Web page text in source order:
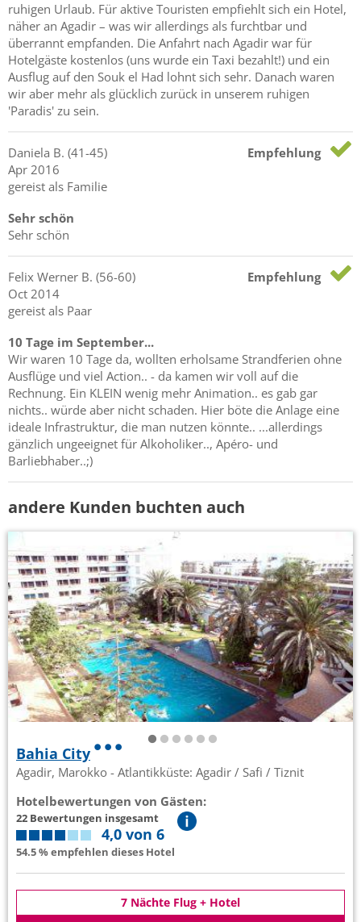
ruhigen Urlaub. Für aktive Touristen empfiehlt sich ein Hotel,
näher an Agadir – was wir allerdings als furchtbar und
überrannt empfanden. Die Anfahrt nach Agadir war für
Hotelgäste kostenlos (uns wurde ein Taxi bezahlt!) und ein
Ausflug auf den Souk el Had lohnt sich sehr. Danach waren
wir aber mehr als glücklich zurück in unserem ruhigen
'Paradis' zu sein.
Daniela B. (41-45)
Apr 2016
gereist als Familie
Empfehlung
Sehr schön
Sehr schön
Felix Werner B. (56-60)
Oct 2014
gereist als Paar
Empfehlung
10 Tage im September...
Wir waren 10 Tage da, wollten erholsame Strandferien ohne
Ausflüge und viel Action.. - da kamen wir voll auf die
Rechnung. Ein KLEIN wenig mehr Animation.. es gab gar
nichts.. würde aber nicht schaden. Hier böte die Anlage eine
ideale Infrastruktur, die man nutzen könnte.. ...allerdings
gänzlich ungeeignet für Alkoholiker.., Apéro- und
Barliebhaber..;)
andere Kunden buchten auch
Bahia City
Agadir, Marokko - Atlantikküste: Agadir / Safi / Tiznit
Hotelbewertungen von Gästen:
22 Bewertungen insgesamt
4,0 von 6
54.5 % empfehlen dieses Hotel
7 Nächte Flug + Hotel